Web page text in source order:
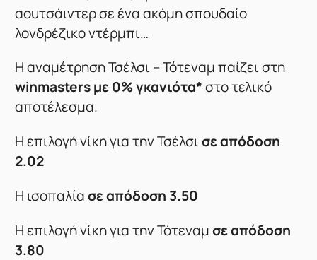
αουτσάιντερ σε ένα ακόμη σπουδαίο
λονδρέζικο ντέρμπι…
H αναμέτρηση Τσέλσι – Τότεναμ παίζει στη
winmastersμε 0% γκανιότα*στο τελικό
αποτέλεσμα.
Η επιλογή νίκη για την Τσέλσισε απόδοση
2.02
Η ισοπαλίασε απόδοση 3.50
Η επιλογή νίκη για την Τότεναμσε απόδοση
3.80